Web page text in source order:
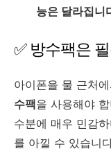
능은 달라집니
✅ 방수팩은
아이폰을 물 근처
수팩을 사용해야
수분에 매우 민감
를 아낄 수 있습니